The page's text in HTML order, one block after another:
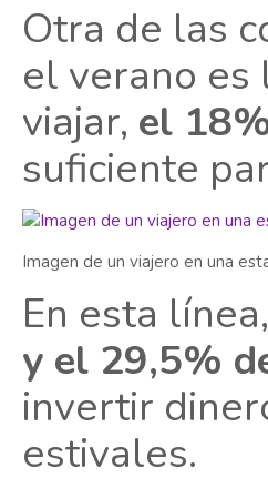
Otra de las
el verano es
viajar, el
suficiente
Imagen de un viajero en una
En esta
y el 29,5%
invertir
estivales.